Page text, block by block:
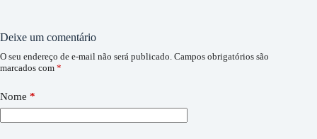
Deixe um comentário
O seu endereço de e-mail não será publicado. Campos obrigatórios são
marcados com *
Nome *